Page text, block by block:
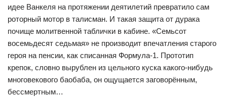
идее Ванкеля на протяжении деятилетий превратило сам
роторный мотор в талисман. И такая защита от дурака
почище молитвенной таблички в кабине. «Семьсот
восемьдесят седьмая» не производит впечатления старого
героя на пенсии, как списанная Формула-1. Прототип
крепок, словно вырублен из цельного куска какого-нибудь
многовекового баобаба, он ощущается заговорённым,
бессмертным…